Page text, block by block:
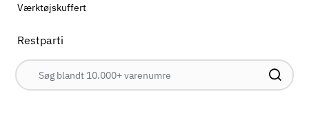
Værktøjskuffert
Restparti